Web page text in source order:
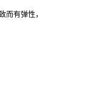
有弹性，